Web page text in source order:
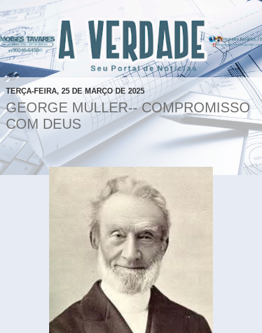
TERÇA-FEIRA, 25 DE MARÇO DE 2025
GEORGE MULLER-- COMPROMISSO
COM DEUS